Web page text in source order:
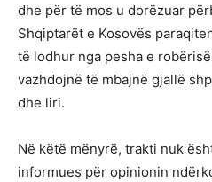
dhe për të mos u dorëzuar
Shqiptarët e Kosovës
të lodhur nga pesha e
vazhdojnë të mbajnë gjallë
dhe liri.
Në këtë mënyrë, trakti nuk
informues për opinionin